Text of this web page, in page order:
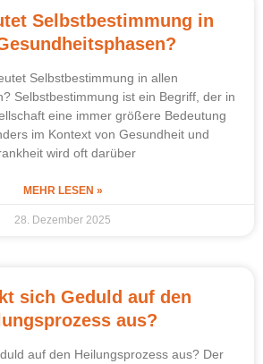
Selbstbestimmung in
Selbstbestimmung in allen
Selbstbestimmung ist ein Begriff, der in
eine immer größere Bedeutung
im Kontext von Gesundheit und
wird oft darüber
MEHR LESEN »
28. Dezember 2025
sich Geduld auf den
aus?
auf den Heilungsprozess aus? Der